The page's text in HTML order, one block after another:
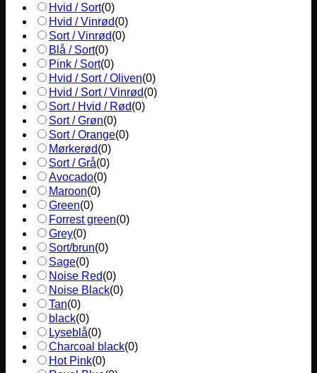
Hvid / Sort(0)
Hvid / Vinrød(0)
Sort / Vinrød(0)
Blå / Sort(0)
Pink / Sort(0)
Hvid / Sort / Oliven(0)
Hvid / Sort / Vinrød(0)
Sort / Hvid / Rød(0)
Sort / Grøn(0)
Sort / Orange(0)
Mørkerød(0)
Sort / Grå(0)
Avocado(0)
Maroon(0)
Green(0)
Forrest green(0)
Grey(0)
Sort/brun(0)
Sage(0)
Noise Red(0)
Noise Black(0)
Tan(0)
black(0)
Lyseblå(0)
Charcoal black(0)
Hot Pink(0)